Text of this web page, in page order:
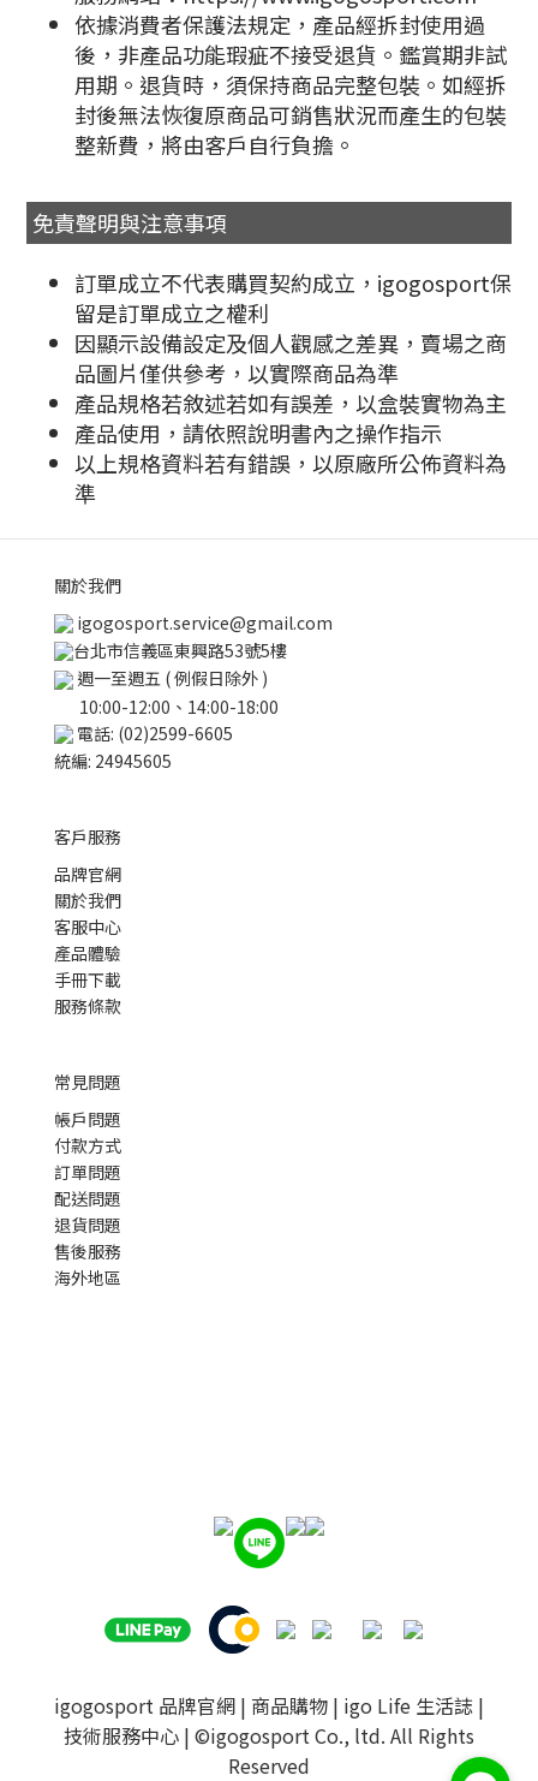
依據消費者保護法規定，產品經拆封使用過
後，非產品功能瑕疵不接受退貨。鑑賞期非試
用期。退貨時，須保持商品完整包裝。如經拆
封後無法恢復原商品可銷售狀況而產生的包裝
整新費，將由客戶自行負擔。
免責聲明與注意事項
訂單成立不代表購買契約成立，igogosport保
留是訂單成立之權利
因顯示設備設定及個人觀感之差異，賣場之商
品圖片僅供參考，以實際商品為準
產品規格若敘述若如有誤差，以盒裝實物為主
產品使用，請依照說明書內之操作指示
以上規格資料若有錯誤，以原廠所公佈資料為
準
關於我們
igogosport.service@gmail.com
台北市信義區東興路53號5樓
週一至週五 ( 例假日除外 )
10:00-12:00、14:00-18:00
電話: (02)2599-6605
統編: 24945605
客戶服務
品牌官網
關於我們
客服中心
產品體驗
手冊下載
服務條款
常見問題
帳戶問題
付款方式
訂單問題
配送問題
退貨問題
售後服務
海外地區
igogosport 品牌官網 | 商品購物 | igo Life 生活誌 |
技術服務中心 | ©igogosport Co., ltd. All Rights
Reserved